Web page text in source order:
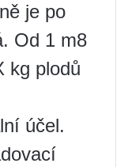
je po
Od 1 m8
kg plodů
účel.